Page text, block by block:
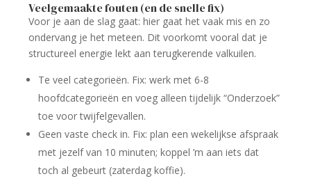
Veelgemaakte fouten (en de snelle fix)
Voor je aan de slag gaat: hier gaat het vaak mis en zo
ondervang je het meteen. Dit voorkomt vooral dat je
structureel energie lekt aan terugkerende valkuilen.
Te veel categorieën. Fix: werk met 6-8
hoofdcategorieën en voeg alleen tijdelijk “Onderzoek”
toe voor twijfelgevallen.
Geen vaste check in. Fix: plan een wekelijkse afspraak
met jezelf van 10 minuten; koppel ’m aan iets dat
toch al gebeurt (zaterdag koffie).